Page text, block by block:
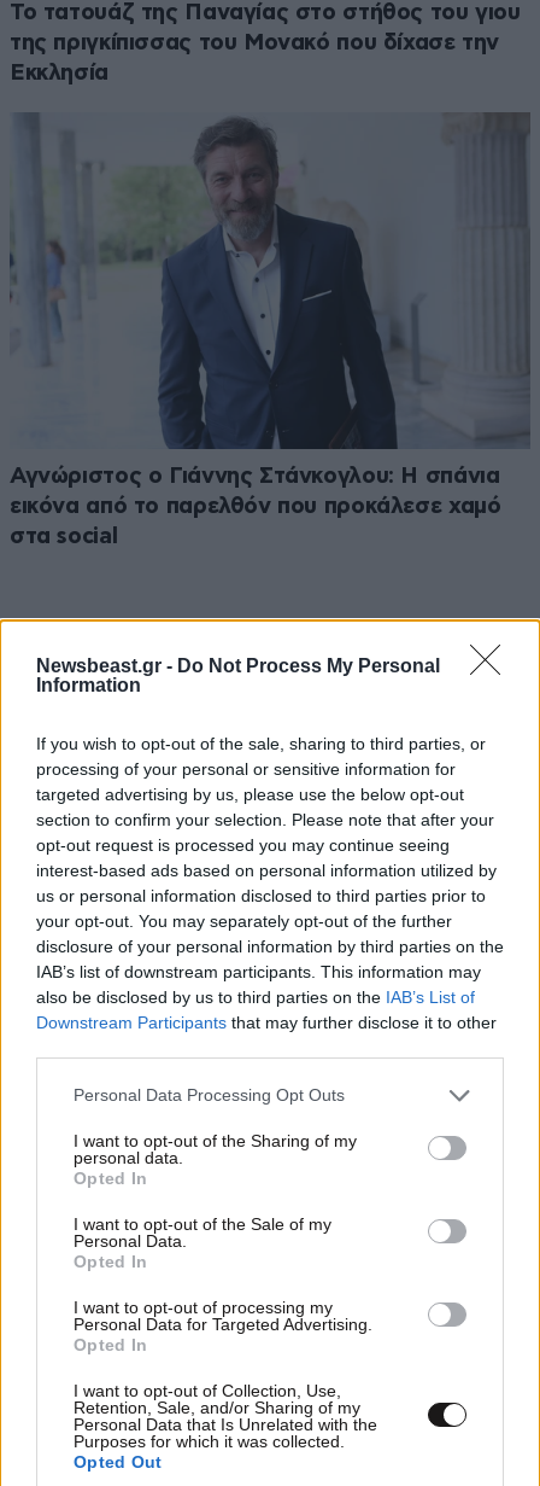
Newsbeast.gr - Do Not Process My Personal
Information
If you wish to opt-out of the sale, sharing to third parties, or
processing of your personal or sensitive information for
targeted advertising by us, please use the below opt-out
section to confirm your selection. Please note that after your
opt-out request is processed you may continue seeing
interest-based ads based on personal information utilized by
us or personal information disclosed to third parties prior to
your opt-out. You may separately opt-out of the further
disclosure of your personal information by third parties on the
IAB’s list of downstream participants. This information may
also be disclosed by us to third parties on the IAB’s List of
Downstream Participants that may further disclose it to other
Please note that this website/app uses one or more Google
not limited to your visit or usage behaviour. You may click to
grant or deny consent to Google and its third-party tags to
use your data for below specified purposes in below Google
consent section.
Personal Data Processing Opt Outs
I want to opt-out of the Sharing of my
personal data.
Opted In
I want to opt-out of the Sale of my
Personal Data.
Opted In
I want to opt-out of processing my
Personal Data for Targeted Advertising.
Opted In
I want to opt-out of Collection, Use,
Retention, Sale, and/or Sharing of my
Personal Data that Is Unrelated with the
Purposes for which it was collected.
Opted Out
Το τατουάζ της Παναγίας στο στήθος του γιου
της πριγκίπισσας του Μονακό που δίχασε την
Εκκλησία
Αγνώριστος ο Γιάννης Στάνκογλου: Η σπάνια
εικόνα από το παρελθόν που προκάλεσε χαμό
στα social
Ακολουθήστε το
ΣΧΌΛΙΑ ΑΝΑΓΝΩΣΤΏΝ
ΠΡΟΣΘΕΣΤΕ ΤΟ ΣΧΟΛΙΟ ΣΑΣ